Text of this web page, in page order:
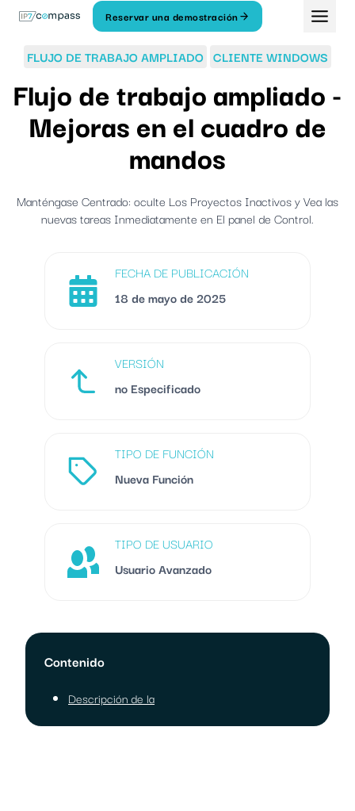
Reservar una demostración
FLUJO DE TRABAJO AMPLIADO CLIENTE WINDOWS
Flujo de trabajo ampliado -
Mejoras en el cuadro de
mandos
Manténgase Centrado: oculte Los Proyectos Inactivos y Vea las
nuevas tareas Inmediatamente en El panel de Control.
FECHA DE PUBLICACIÓN
18 de mayo de 2025
VERSIÓN
no Especificado
TIPO DE FUNCIÓN
Nueva Función
TIPO DE USUARIO
Usuario Avanzado
Contenido
Descripción de la